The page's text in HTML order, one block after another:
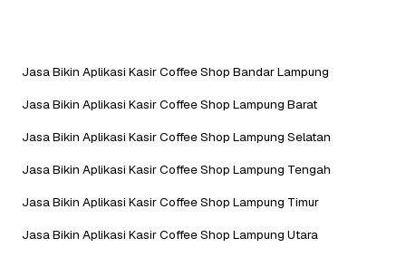
Jasa Bikin Aplikasi Kasir Coffee Shop Bandar Lampung
Jasa Bikin Aplikasi Kasir Coffee Shop Lampung Barat
Jasa Bikin Aplikasi Kasir Coffee Shop Lampung Selatan
Jasa Bikin Aplikasi Kasir Coffee Shop Lampung Tengah
Jasa Bikin Aplikasi Kasir Coffee Shop Lampung Timur
Jasa Bikin Aplikasi Kasir Coffee Shop Lampung Utara